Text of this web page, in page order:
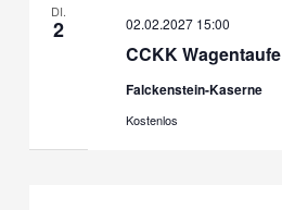
DI.
2
CCKK Wagentaufe
02.02.2027 15:00
Falckenstein-Kaserne
Kostenlos